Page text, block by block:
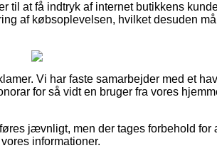
til at få indtryk af internet butikkens
af købsoplevelsen, hvilket desuden
Vi har faste samarbejder med et
for så vidt en bruger fra vores
jævnligt, men der tages forbehold
informationer.